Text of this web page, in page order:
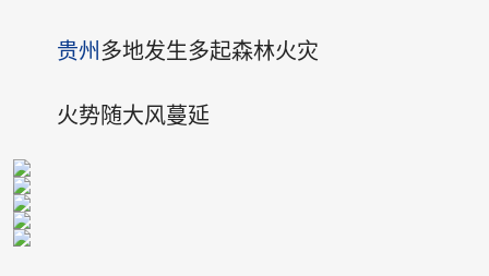
贵州 多地发生多起森林火灾
火势随大风蔓延